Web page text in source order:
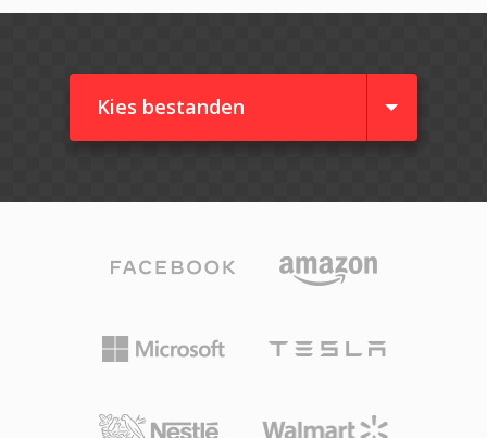
Kies bestanden